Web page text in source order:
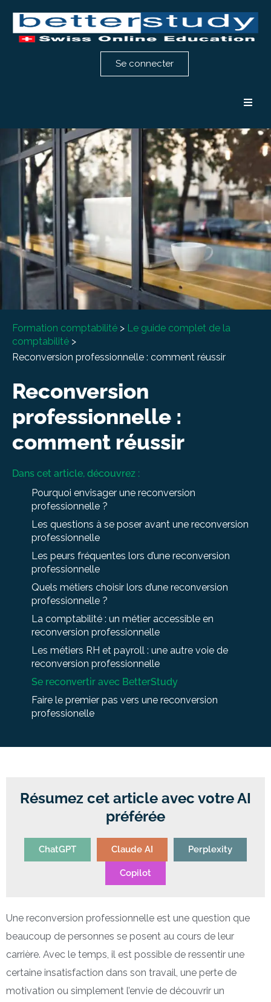
Formation comptabilité
Formation RH
Notre méthode
Témoignages
À propos
Se connecter
Formation comptabilité > Le guide complet de la
comptabilité >
Reconversion professionnelle : comment réussir
Reconversion
professionnelle :
comment réussir
Dans cet article, découvrez :
Pourquoi envisager une reconversion
professionnelle ?
Les questions à se poser avant une reconversion
professionnelle
Les peurs fréquentes lors d’une reconversion
professionnelle
Quels métiers choisir lors d’une reconversion
professionnelle ?
La comptabilité : un métier accessible en
reconversion professionnelle
Les métiers RH et payroll : une autre voie de
reconversion professionnelle
Se reconvertir avec BetterStudy
Faire le premier pas vers une reconversion
professionelle
Résumez cet article avec votre AI
préférée
ChatGPT Claude AI Perplexity
Copilot
Une reconversion professionnelle est une question que
beaucoup de personnes se posent au cours de leur
carrière. Avec le temps, il est possible de ressentir une
certaine insatisfaction dans son travail, une perte de
motivation ou simplement l’envie de découvrir un